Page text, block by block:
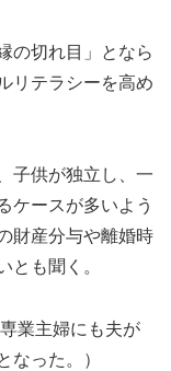
の切れ目」となら
リテラシーを高め
子供が独立し、一
ケースが多いよう
財産分与や離婚時
とも聞く。
業主婦にも夫が
なった。）